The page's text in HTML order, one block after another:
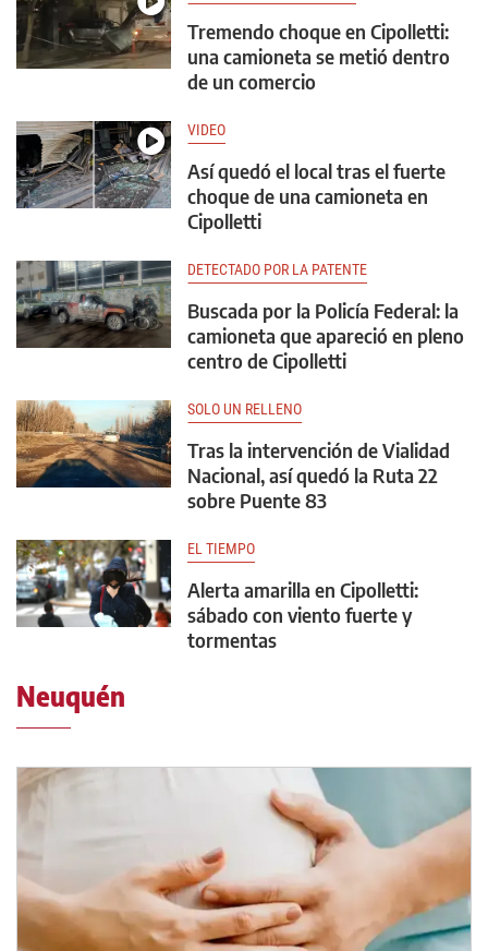
Tremendo choque en Cipolletti:
una camioneta se metió dentro
de un comercio
VIDEO
Así quedó el local tras el fuerte
choque de una camioneta en
Cipolletti
DETECTADO POR LA PATENTE
Buscada por la Policía Federal: la
camioneta que apareció en pleno
centro de Cipolletti
SOLO UN RELLENO
Tras la intervención de Vialidad
Nacional, así quedó la Ruta 22
sobre Puente 83
EL TIEMPO
Alerta amarilla en Cipolletti:
sábado con viento fuerte y
tormentas
Neuquén